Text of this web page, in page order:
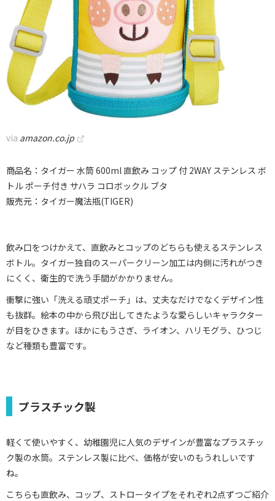
via amazon.co.jp
商品名：タイガー 水筒 600ml 直飲み コップ 付 2WAY ステンレス ボ
トル ポーチ付き サハラ コロボックル ブタ
販売元：タイガー魔法瓶(TIGER)
飲み口をつけかえて、直飲みとコップのどちらも使えるステンレス
ボトル。タイガー独自のスーパークリーン加工は内側に汚れがつき
にくく、衛生的で洗う手間がかかりません。
衝撃に強い「洗える頑丈ポーチ」は、丈夫なだけでなくデザイン性
も抜群。絵本の中から飛び出してきたような愛らしいキャラクター
が目をひきます。ほかにもうさぎ、ライオン、ハリモグラ、ひつじ
など種類も豊富です。
プラスチック製
軽くて使いやすく、幼稚園児に人気のデザインが豊富なプラスチッ
ク製の水筒。ステンレス製に比べ、価格が安いのもうれしいです
ね。
こちらも直飲み、コップ、ストロータイプをそれぞれ2点ずつご紹介